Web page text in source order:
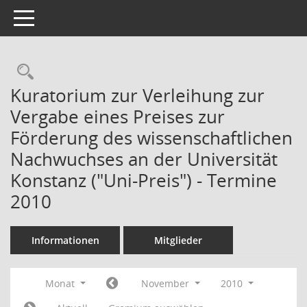
Toggle navigation
Kuratorium zur Verleihung zur
Vergabe eines Preises zur
Förderung des wissenschaftlichen
Nachwuchses an der Universität
Konstanz ("Uni-Preis") - Termine
2010
Informationen Mitglieder
Monat November
2010